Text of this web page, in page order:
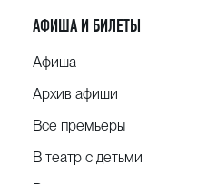
АФИША И БИЛЕТЫ
Афиша
Архив афиши
Все премьеры
В театр с детьми